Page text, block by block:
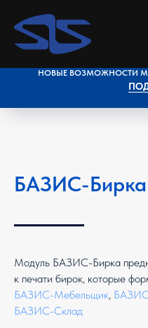
НОВЫЕ ВОЗМОЖНОСТИ
БАЗИС-Бирка
Модуль БАЗИС-Бирка
к печати бирок, которые
БАЗИС-Мебельщик,
БАЗИС-Склад